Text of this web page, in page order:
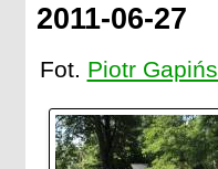
2011-06-27
Fot. Piotr